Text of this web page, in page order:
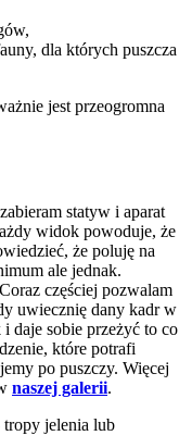
dla których puszcza
jest przeogromna
statyw i aparat
widok powoduje, że
że poluję na
ale jednak.
częściej pozwalam
uwiecznię dany kadr w
daje sobie przeżyć to co
które potrafi
po puszczy. Więcej
naszej galerii.